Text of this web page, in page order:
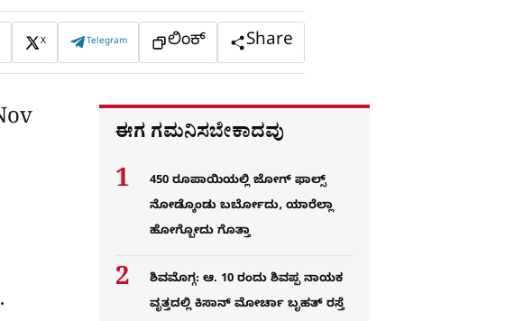
X Telegram ಲಿಂಕ್ Share
ಈಗ ಗಮನಿಸಬೇಕಾದವು
450 ರೂಪಾಯಿಯಲ್ಲಿ ಜೋಗ್​ ಫಾಲ್ಸ್​
ನೋಡ್ಕೊಂಡು ಬರ್ಬೋದು, ಯಾರೆಲ್ಲಾ
ಹೋಗ್ಬೋದು ಗೊತ್ತಾ
ಶಿವಮೊಗ್ಗ: ಆ. 10 ರಂದು ಶಿವಪ್ಪ ನಾಯಕ
ವೃತ್ತದಲ್ಲಿ ಕಿಸಾನ್ ಮೋರ್ಚಾ ಬೃಹತ್ ರಸ್ತೆ